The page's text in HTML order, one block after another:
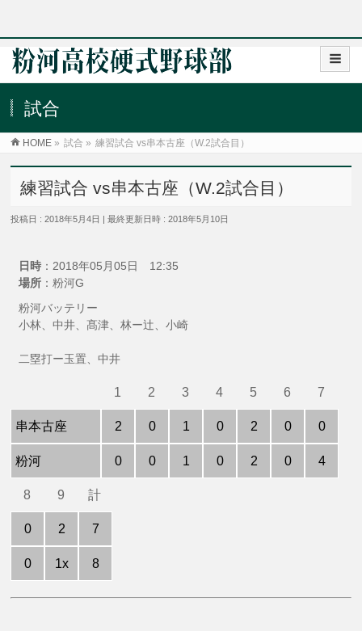
試合
HOME » 試合 » 練習試合 vs串本古座（W.2試合目）
練習試合 vs串本古座（W.2試合目）
投稿日 : 2018年5月4日 最終更新日時 : 2018年5月10日
日時 ：2018年05月05日 12:35
場所 ：粉河G
粉河バッテリー
小林、中井、髙津、林ー辻、小崎
二塁打ー玉置、中井
串本古座
粉河
1
2
0
2
0
0
3
1
1
4
0
0
5
2
2
6
0
0
7
0
4
8
0
0
9
2
1x
計
7
8